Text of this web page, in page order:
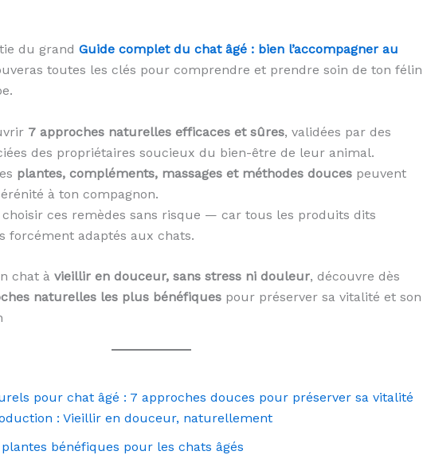
du grandGuide complet du chat âgé : bien l’accompagner au
toutes les clés pour comprendre et prendre soin de ton félin
7 approches naturelles efficaces et sûres, validées par des
des propriétaires soucieux du bien-être de leur animal.
plantes, compléments, massages et méthodes doucespeuvent
à ton compagnon.
ces remèdes sans risque — car tous les produits dits
forcément adaptés aux chats.
chat àvieillir en douceur, sans stress ni douleur, découvre dès
naturelles les plus bénéfiquespour préserver sa vitalité et son
pour chat âgé : 7 approches douces pour préserver sa vitalité
: Vieillir en douceur, naturellement
plantes bénéfiques pour les chats âgés